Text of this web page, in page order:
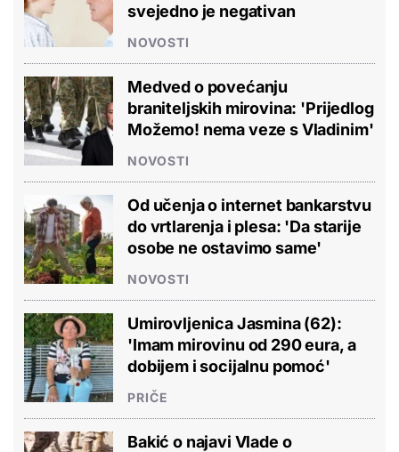
svejedno je negativan
NOVOSTI
Medved o povećanju
braniteljskih mirovina: 'Prijedlog
Možemo! nema veze s Vladinim'
NOVOSTI
Od učenja o internet bankarstvu
do vrtlarenja i plesa: 'Da starije
osobe ne ostavimo same'
NOVOSTI
Umirovljenica Jasmina (62):
'Imam mirovinu od 290 eura, a
dobijem i socijalnu pomoć'
PRIČE
Bakić o najavi Vlade o